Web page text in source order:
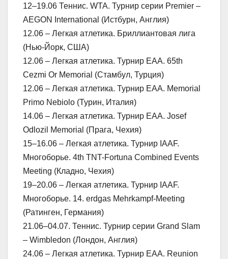
12–19.06 Теннис. WTA. Турнир серии Premier –
AEGON International (Истбурн, Англия)
12.06 – Легкая атлетика. Бриллиантовая лига
(Нью-Йорк, США)
12.06 – Легкая атлетика. Турнир ЕАА. 65th
Cezmi Or Memorial (Стамбул, Турция)
12.06 – Легкая атлетика. Турнир ЕАА. Memorial
Primo Nebiolo (Турин, Италия)
14.06 – Легкая атлетика. Турнир ЕАА. Josef
Odlozil Memorial (Прага, Чехия)
15–16.06 – Легкая атлетика. Турнир IAAF.
Многоборье. 4th TNT-Fortuna Combined Events
Meeting (Кладно, Чехия)
19–20.06 – Легкая атлетика. Турнир IAAF.
Многоборье. 14. erdgas Mehrkampf-Meeting
(Ратинген, Германия)
21.06–04.07. Теннис. Турнир серии Grand Slam
– Wimbledon (Лондон, Англия)
24.06 – Легкая атлетика. Турнир ЕАА. Reunion